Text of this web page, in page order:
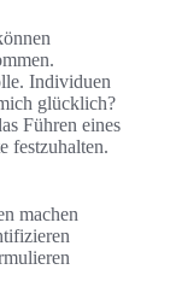
Individuen
glücklich?
Führen eines
festzuhalten.
machen